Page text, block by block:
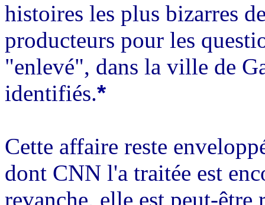
histoires les plus bizarres
producteurs pour les
"enlevé", dans la ville de
identifiés.*
Cette affaire reste
dont CNN l'a traitée est
revanche, elle est peut-